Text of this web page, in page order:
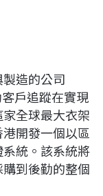
造的公司
戶追蹤在實現
全球最大衣架
開發一個以區
統。該系統將
到後勤的整個